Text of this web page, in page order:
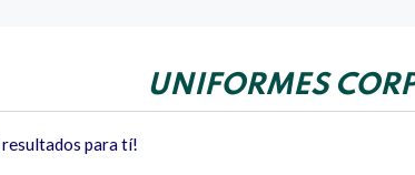
UNIFORMES
resultados para tí!